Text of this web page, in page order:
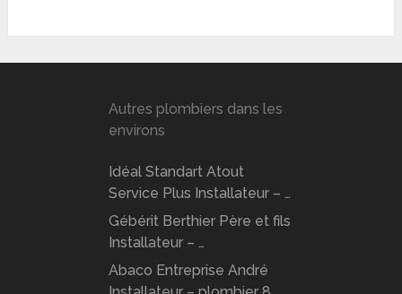
Autres plombiers dans les
environs
Idéal Standart Atout
Service Plus Installateur – …
Gébérit Berthier Père et fils
Installateur – …
Abaco Entreprise André